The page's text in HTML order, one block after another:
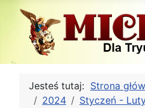
Jesteś tutaj: Strona
2024
Styczeń -